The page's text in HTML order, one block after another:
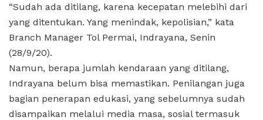
“Sudah ada ditilang, karena kecepatan melebihi dari
yang ditentukan. Yang menindak, kepolisian,” kata
Branch Manager Tol Permai, Indrayana, Senin
(28/9/20).
Namun, berapa jumlah kendaraan yang ditilang,
Indrayana belum bisa memastikan. Penilangan juga
bagian penerapan edukasi, yang sebelumnya sudah
disampaikan melalui media masa, sosial termasuk